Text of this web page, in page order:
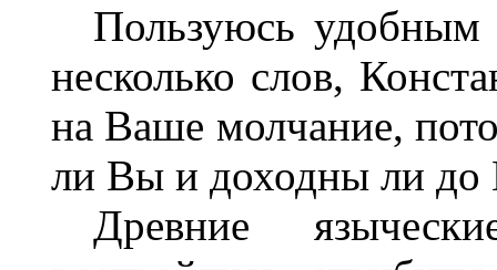
Пользуюсь удобным
несколько слов,
на Ваше молчание,
ли Вы и доходны ли до
Древние